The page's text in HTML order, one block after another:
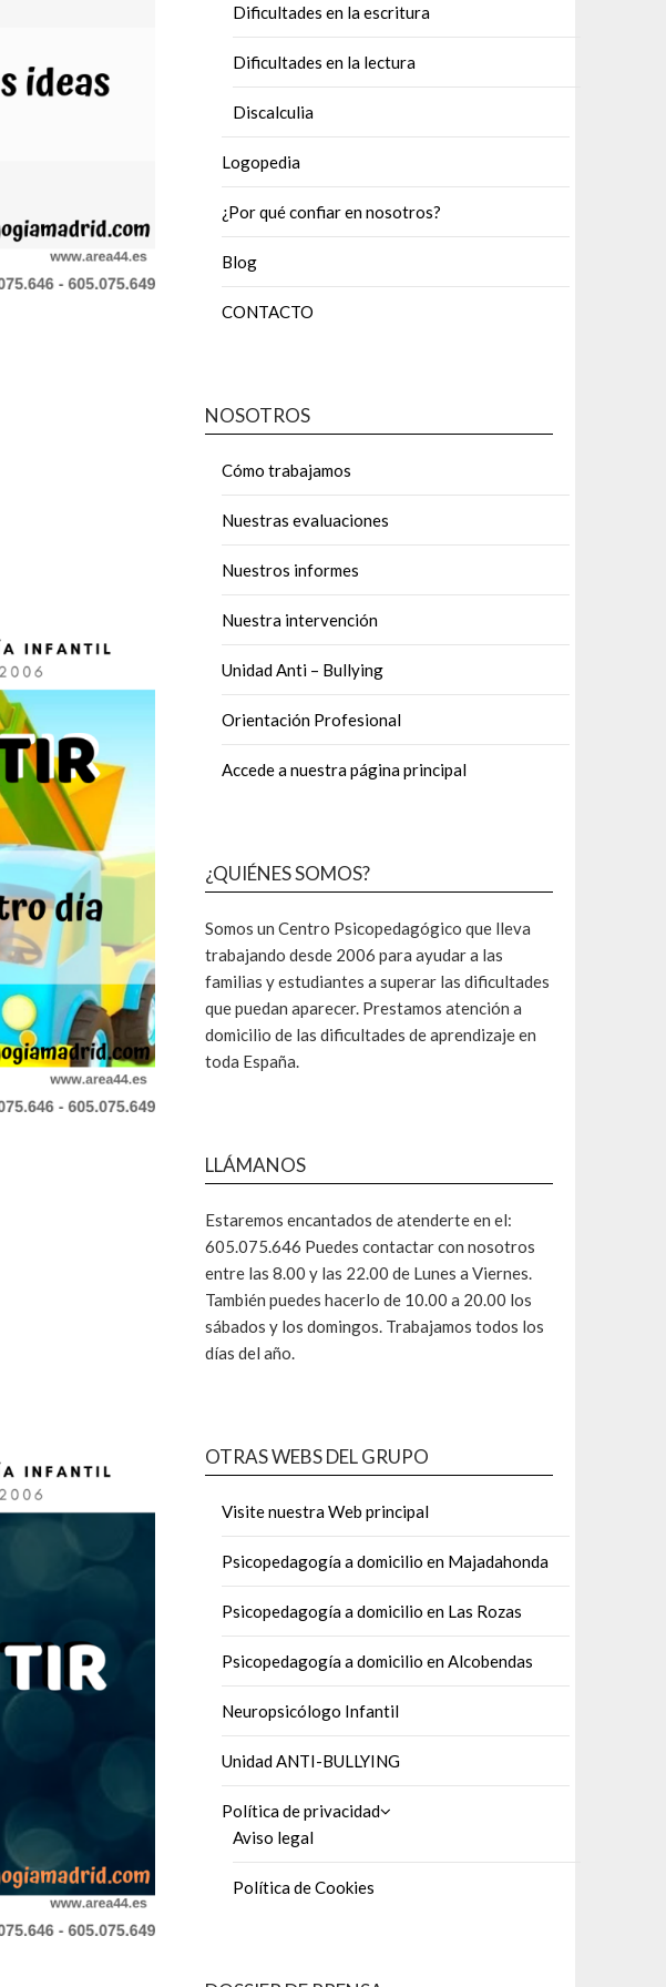
Dificultades en la escritura
Dificultades en la lectura
Discalculia
Logopedia
¿Por qué confiar en nosotros?
Blog
CONTACTO
NOSOTROS
Cómo trabajamos
Nuestras evaluaciones
Nuestros informes
Nuestra intervención
Unidad Anti – Bullying
Orientación Profesional
Accede a nuestra página principal
¿QUIÉNES SOMOS?
Somos un Centro Psicopedagógico que lleva
trabajando desde 2006 para ayudar a las
familias y estudiantes a superar las dificultades
que puedan aparecer. Prestamos atención a
domicilio de las dificultades de aprendizaje en
toda España.
LLÁMANOS
Estaremos encantados de atenderte en el:
605.075.646 Puedes contactar con nosotros
entre las 8.00 y las 22.00 de Lunes a Viernes.
También puedes hacerlo de 10.00 a 20.00 los
sábados y los domingos. Trabajamos todos los
días del año.
OTRAS WEBS DEL GRUPO
Visite nuestra Web principal
Psicopedagogía a domicilio en Majadahonda
Psicopedagogía a domicilio en Las Rozas
Psicopedagogía a domicilio en Alcobendas
Neuropsicólogo Infantil
Unidad ANTI-BULLYING
Política de privacidad
Aviso legal
Política de Cookies